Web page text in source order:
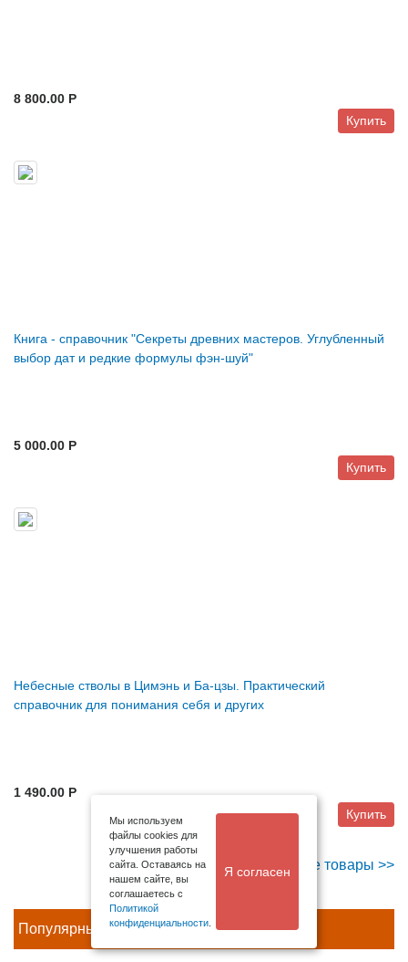
8 800.00 P
Купить
Книга - справочник "Секреты древних мастеров. Углубленный
выбор дат и редкие формулы фэн-шуй"
5 000.00 P
Купить
Небесные стволы в Цимэнь и Ба-цзы. Практический
справочник для понимания себя и других
1 490.00 P
Купить
Все товары >>
Популярные публикации
Мы используем
файлы cookies для
улучшения работы
сайта. Оставаясь на
нашем сайте, вы
соглашаетесь с
Политикой
конфиденциальности
Я согласен